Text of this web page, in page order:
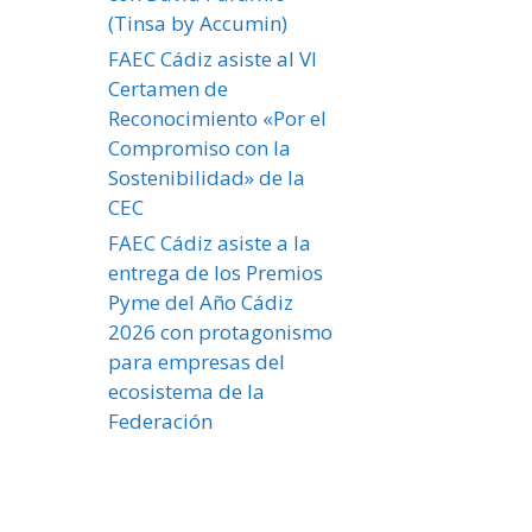
(Tinsa by Accumin)
FAEC Cádiz asiste al VI
Certamen de
Reconocimiento «Por el
Compromiso con la
Sostenibilidad» de la
CEC
FAEC Cádiz asiste a la
entrega de los Premios
Pyme del Año Cádiz
2026 con protagonismo
para empresas del
ecosistema de la
Federación